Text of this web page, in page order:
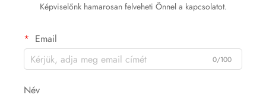
Képviselőnk hamarosan felveheti Önnel a kapcsolatot.
Email
0/100
Név